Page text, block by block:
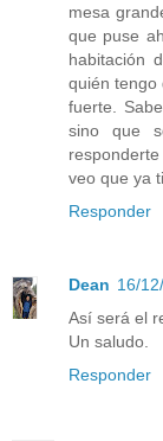
mesa
que puse
habitación
quién tengo
fuerte.
sino que
veo que ya
Responder
Dean 16/
Así será el
Un saludo.
Responder